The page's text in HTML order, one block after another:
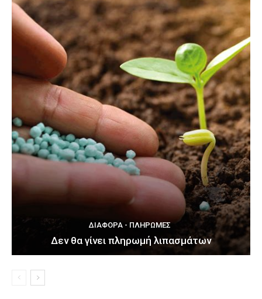
ΔΙΆΦΟΡΑ - ΠΛΗΡΩΜΈΣ
Δεν θα γίνει πληρωμή λιπασμάτων